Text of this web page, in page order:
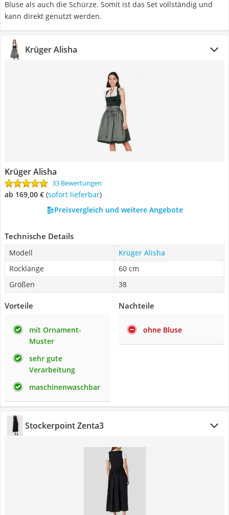
Bluse als auch die Schürze. Somit ist das Set vollständig und
kann direkt genutzt werden.
Krüger Alisha
Krüger Alisha
33 Bewertungen
ab 169,00 € ( Sofort lieferbar)
Preisvergleich und weitere Angebote
Technische Details
Modell
Krüger Alisha
Rocklänge
60 cm
Größen
38
Vorteile
mit Ornament-
Muster
sehr gute
Verarbeitung
maschinenwaschbar
Nachteile
ohne Bluse
Stockerpoint Zenta3